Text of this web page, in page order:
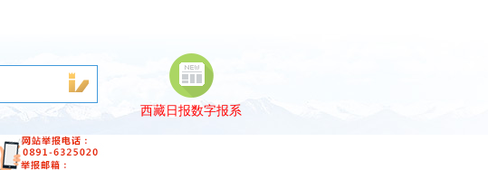
西藏日报数字报系
旅游·人文